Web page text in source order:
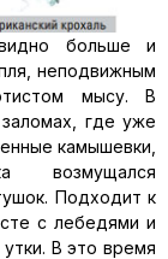
больше и
неподвижным
мысу. В
где уже
камышевки,
возмущался
Подходит к
с лебедями и
В это время